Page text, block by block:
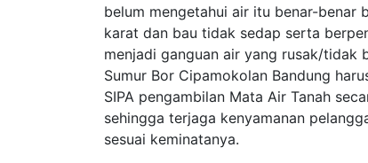
belum mengetahui air itu benar-benar
karat dan bau tidak sedap serta
menjadi ganguan air yang rusak/tidak
Sumur Bor Cipamokolan Bandung
SIPA pengambilan Mata Air Tanah
sehingga terjaga kenyamanan
sesuai keminatanya.